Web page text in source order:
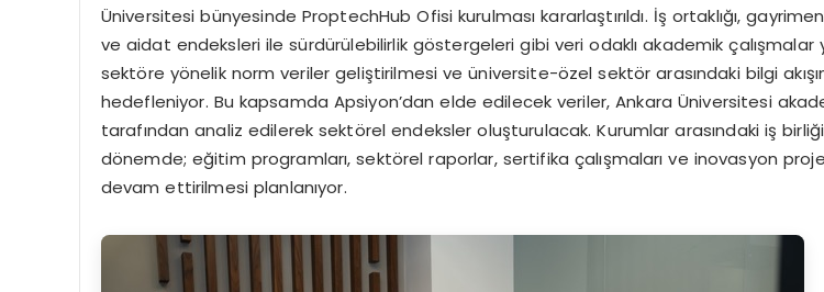
Üniversitesi bünyesinde ProptechHub Ofisi kurulması kararlaştırıldı. İş ortaklığı,
ve aidat endeksleri ile sürdürülebilirlik göstergeleri gibi veri odaklı akademik çalışmalar
sektöre yönelik norm veriler geliştirilmesi ve üniversite-özel sektör arasındaki bilgi
hedefleniyor. Bu kapsamda Apsiyon’dan elde edilecek veriler, Ankara Üniversitesi
tarafından analiz edilerek sektörel endeksler oluşturulacak. Kurumlar arasındaki iş
dönemde; eğitim programları, sektörel raporlar, sertifika çalışmaları ve inovasyon
devam ettirilmesi planlanıyor.